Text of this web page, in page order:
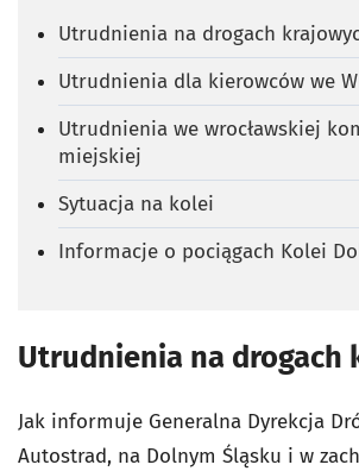
Utrudnienia na drogach
Utrudnienia dla kierowców we
Utrudnienia we wrocławskiej
miejskiej
Sytuacja na kolei
Informacje o pociągach Kolei
Utrudnienia na drogach
Jak informuje Generalna Dyrekcja
Autostrad, na Dolnym Śląsku i w